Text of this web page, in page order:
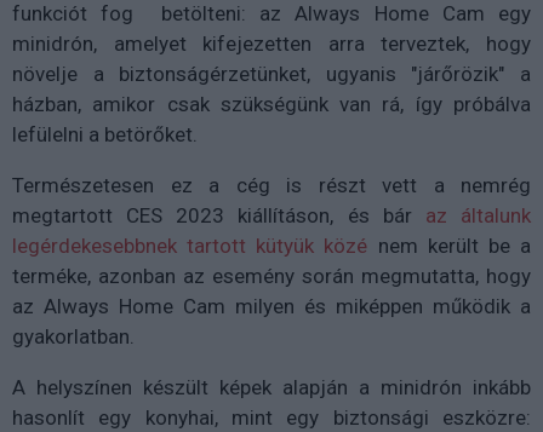
funkciót fog betölteni: az Always Home Cam egy
minidrón, amelyet kifejezetten arra terveztek, hogy
növelje a biztonságérzetünket, ugyanis "járőrözik" a
házban, amikor csak szükségünk van rá, így próbálva
lefülelni a betörőket.
Természetesen ez a cég is részt vett a nemrég
megtartott CES 2023 kiállításon, és bár az általunk
legérdekesebbnek tartott kütyük közé nem került be a
terméke, azonban az esemény során megmutatta, hogy
az Always Home Cam milyen és miképpen működik a
gyakorlatban.
A helyszínen készült képek alapján a minidrón inkább
hasonlít egy konyhai, mint egy biztonsági eszközre: